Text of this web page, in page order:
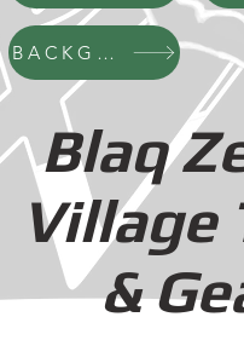
BACKGROUND
Blaq
Village
&